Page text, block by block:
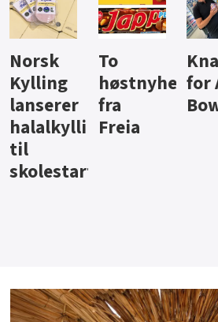
Knalltall
for Açai
Bowl
Aass vil
bli
førstevalg
i lite-
jus